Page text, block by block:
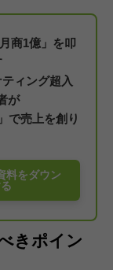
商1億」を叩
ティング超入
が
で売上を創り
料をダウン
きポイン